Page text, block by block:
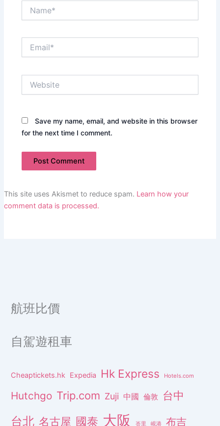
Save my name, email, and website in this browser
for the next time I comment.
This site uses Akismet to reduce spam. Learn how your
comment data is processed.
航班比價
自駕遊租車
Cheaptickets.hk Expedia Hk Express Hotels.com
Hutchgo Trip.com Zuji 中國 倫敦 台中
台北 名古屋 國泰 大阪 峇里 峴港 布吉